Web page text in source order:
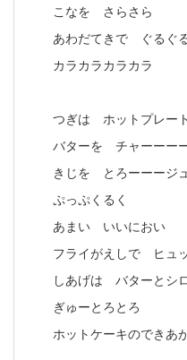
こなを さらさら
あわだてきで ぐるぐ
カラカラカラカラ
つぎは ホットプレー
バターを チャーーー
きじを とろーーージ
ぷっぷくるく
あまい いいにおい
フライがえしで ヒュ
しあげは バターとシ
ぎゅーとろとろ
ホットケーキのできあ